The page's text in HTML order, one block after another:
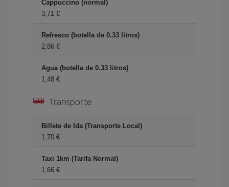
Cappuccino (normal)
3,71 €
Refresco (botella de 0.33 litros)
2,86 €
Agua (botella de 0.33 litros)
1,48 €
Transporte
Billete de Ida (Transporte Local)
1,70 €
Taxi 1km (Tarifa Normal)
1,66 €